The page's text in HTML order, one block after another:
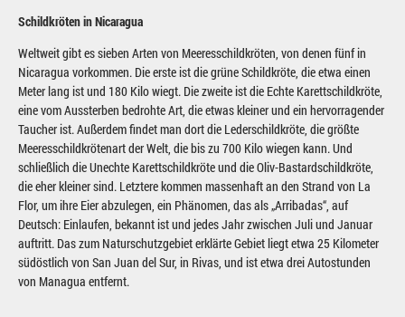
Schildkröten in Nicaragua
Weltweit gibt es sieben Arten von Meeresschildkröten, von denen fünf in
Nicaragua vorkommen. Die erste ist die grüne Schildkröte, die etwa einen
Meter lang ist und 180 Kilo wiegt. Die zweite ist die Echte Karettschildkröte,
eine vom Aussterben bedrohte Art, die etwas kleiner und ein hervorragender
Taucher ist. Außerdem findet man dort die Lederschildkröte, die größte
Meeresschildkrötenart der Welt, die bis zu 700 Kilo wiegen kann. Und
schließlich die Unechte Karettschildkröte und die Oliv-Bastardschildkröte,
die eher kleiner sind. Letztere kommen massenhaft an den Strand von La
Flor, um ihre Eier abzulegen, ein Phänomen, das als „Arribadas“, auf
Deutsch: Einlaufen, bekannt ist und jedes Jahr zwischen Juli und Januar
auftritt. Das zum Naturschutzgebiet erklärte Gebiet liegt etwa 25 Kilometer
südöstlich von San Juan del Sur, in Rivas, und ist etwa drei Autostunden
von Managua entfernt.